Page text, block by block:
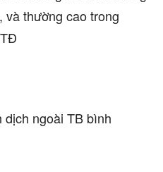
thường cao trong
dịch ngoài TB bình